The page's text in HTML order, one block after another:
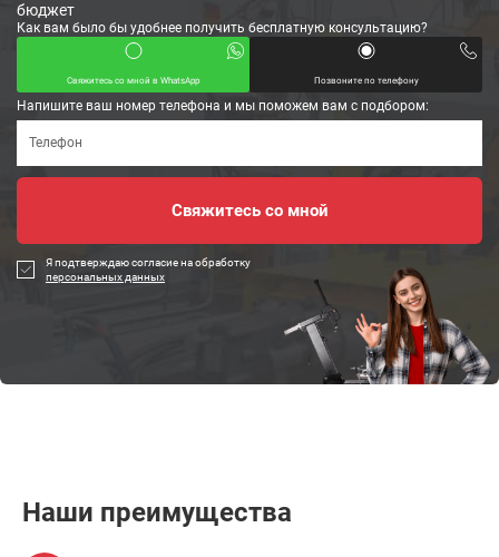
бюджет
Как вам было бы удобнее получить бесплатную консультацию?
Свяжитесь со мной в WhatsApp Позвоните по телефону
Напишите ваш номер телефона и мы поможем вам с подбором:
Я подтверждаю согласие на обработку
персональных данных
Наши преимущества